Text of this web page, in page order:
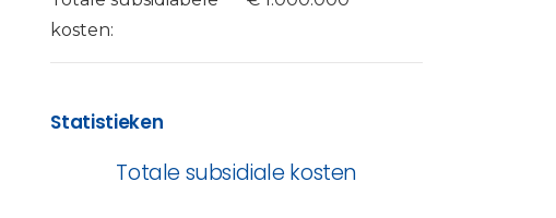
kosten:
Statistieken
Totale subsidiale kosten